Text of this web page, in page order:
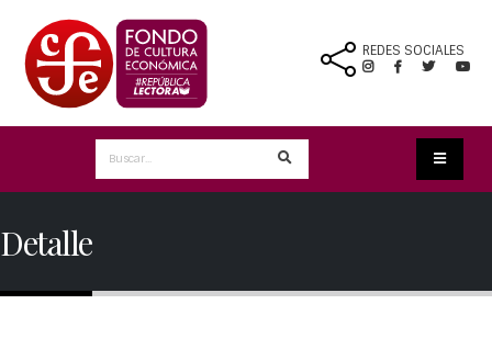
REDES SOCIALES
Detalle